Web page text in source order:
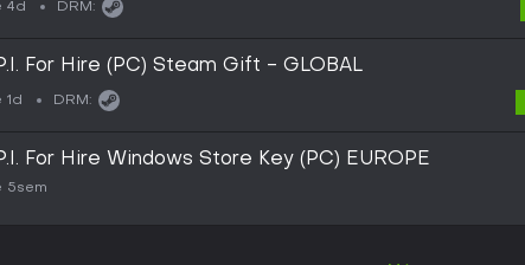
4d DRM:
For Hire (PC) Steam Gift - GLOBAL
1d DRM:
For Hire Windows Store Key (PC) EUROPE
5sem